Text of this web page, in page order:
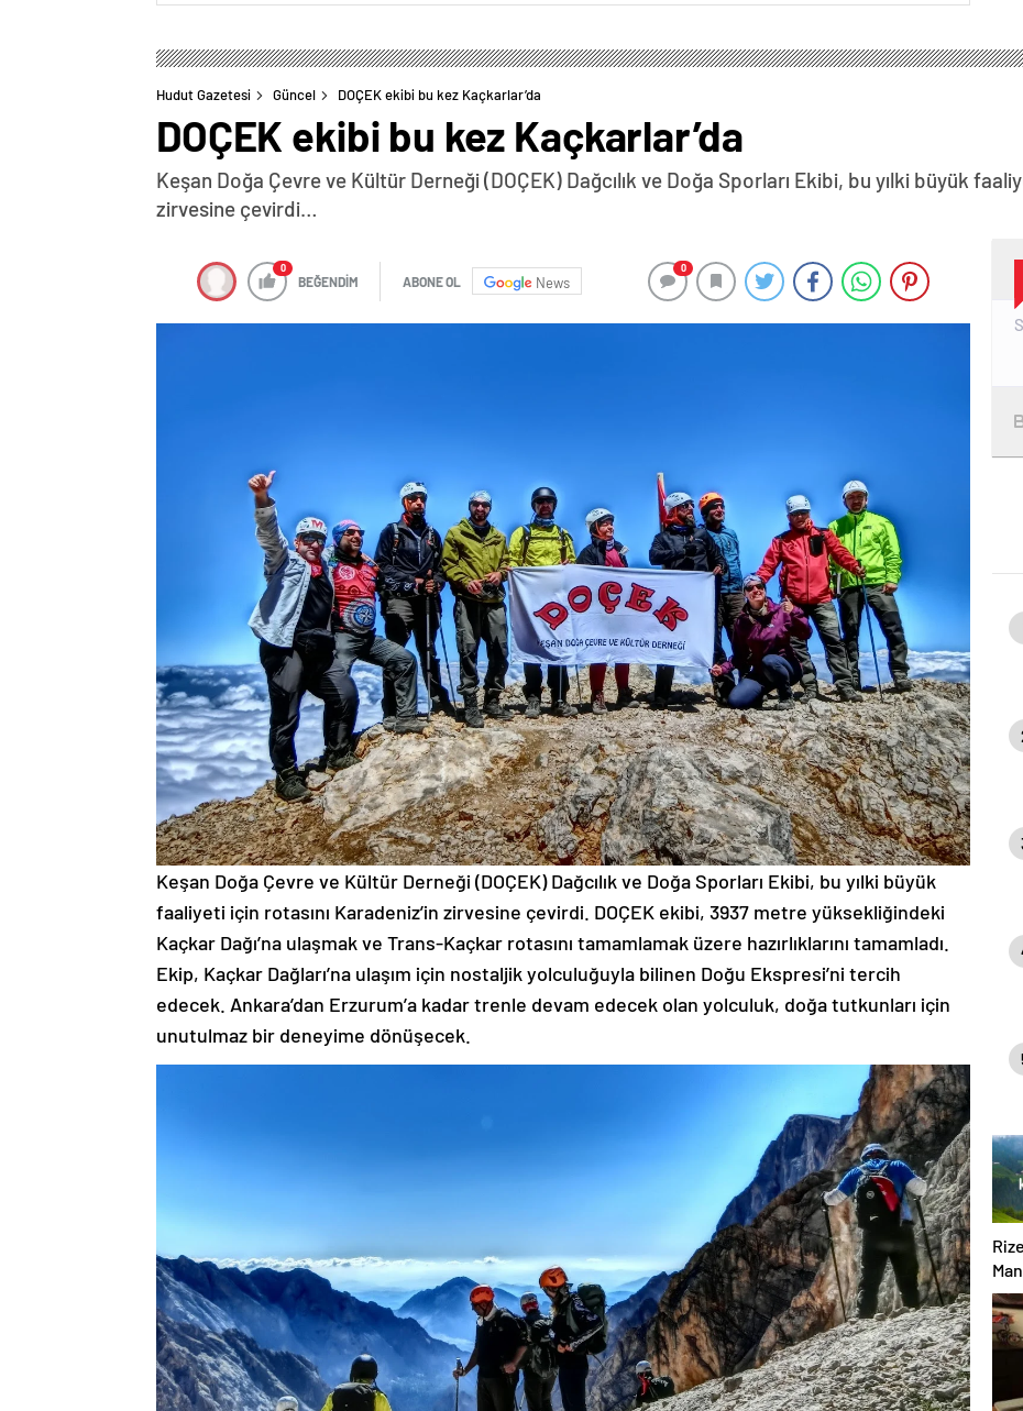
Hudut Gazetesi Güncel DOÇEK ekibi bu kez Kaçkarlar’da
DOÇEK ekibi bu kez Kaçkarlar’da
Keşan Doğa Çevre ve Kültür Derneği (DOÇEK) Dağcılık ve Doğa Sporları Ekibi, bu yılki büyük
zirvesine çevirdi…
0
BEĞENDİM ABONE OL News
0
Keşan Doğa Çevre ve Kültür Derneği (DOÇEK) Dağcılık ve Doğa Sporları Ekibi, bu yılki büyük
faaliyeti için rotasını Karadeniz’in zirvesine çevirdi. DOÇEK ekibi, 3937 metre yüksekliğindeki
Kaçkar Dağı’na ulaşmak ve Trans-Kaçkar rotasını tamamlamak üzere hazırlıklarını tamamladı.
Ekip, Kaçkar Dağları’na ulaşım için nostaljik yolculuğuyla bilinen Doğu Ekspresi’ni tercih
edecek. Ankara’dan Erzurum’a kadar trenle devam edecek olan yolculuk, doğa tutkunları için
unutulmaz bir deneyime dönüşecek.